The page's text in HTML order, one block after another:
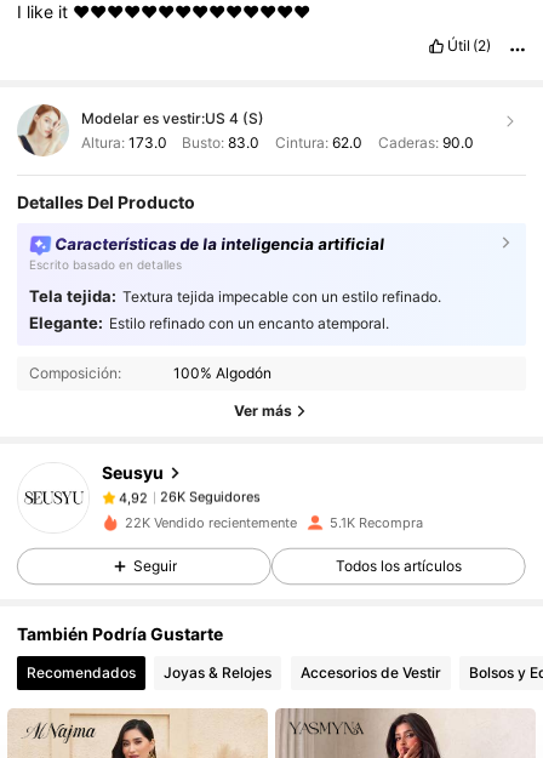
I like it ❤️❤️❤️❤️❤️❤️❤️❤️❤️❤️❤️❤️❤️❤️
Útil (2)
Modelar es vestir:US 4 (S)
Altura: 173.0 Busto:83.0 Cintura: 62.0 Caderas: 90.0
Detalles Del Producto
Características de la inteligencia artificial
Escrito basado en detalles
Tela tejida: Textura tejida impecable con un estilo refinado.
Elegante: Estilo refinado con un encanto atemporal.
Composición: 100% Algodón
Ver más
Seusyu
4,92 26K Seguidores
26K Seguidores
4,92
26K Seguidores
m***4
pagó Hace 1 día
4,92 26K Seguidores
4,92
4,92
22K Vendido recientemente 5.1K Recompra
Seguir Todos los artículos
También Podría Gustarte
Recomendados Joyas & Relojes Accesorios de Vestir Bolsos y